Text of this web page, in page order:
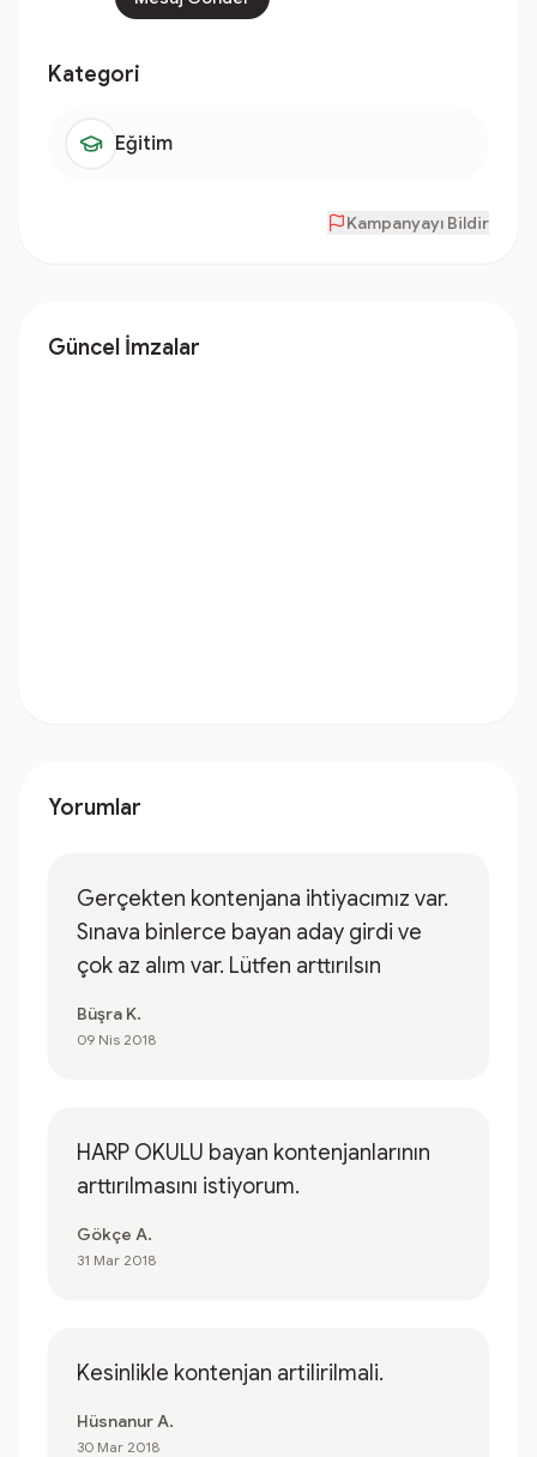
Kategori
Eğitim
Kampanyayı Bildir
Güncel İmzalar
Yorumlar
Gerçekten kontenjana ihtiyacımız var.
Sınava binlerce bayan aday girdi ve
çok az alım var. Lütfen arttırılsın
Büşra K.
09 Nis 2018
HARP OKULU bayan kontenjanlarının
arttırılmasını istiyorum.
Gökçe A.
31 Mar 2018
Kesinlikle kontenjan artilirilmali.
Hüsnanur A.
30 Mar 2018